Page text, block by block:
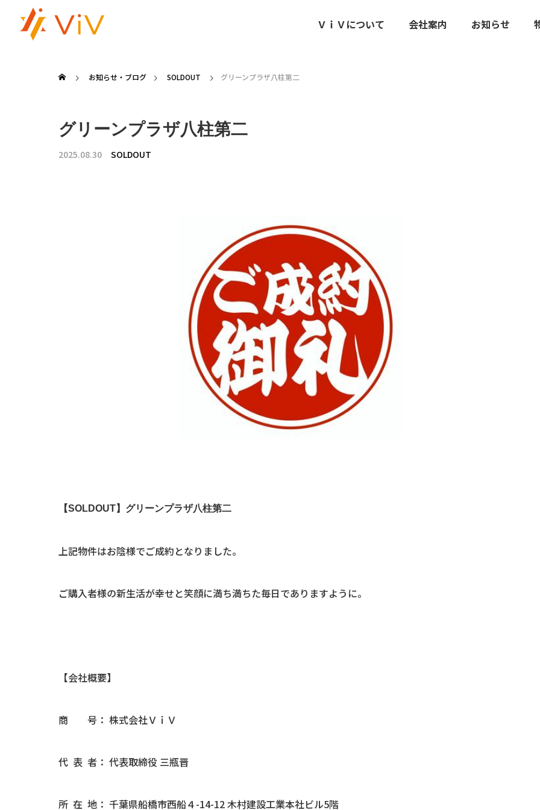
ＶｉＶについて 会社案内 お知らせ
お知らせ・ブログ SOLDOUT グリーンプラザ八柱第二
グリーンプラザ八柱第二
2025.08.30 SOLDOUT
【SOLDOUT】グリーンプラザ八柱第二
上記物件はお陰様でご成約となりました。
ご購入者様の新生活が幸せと笑顔に満ち満ちた毎日でありますように。
【会社概要】
商 号： 株式会社ＶｉＶ
代 表 者： 代表取締役 三瓶晋
所 在 地： 千葉県船橋市西船４-14-12 木村建設工業本社ビル5階